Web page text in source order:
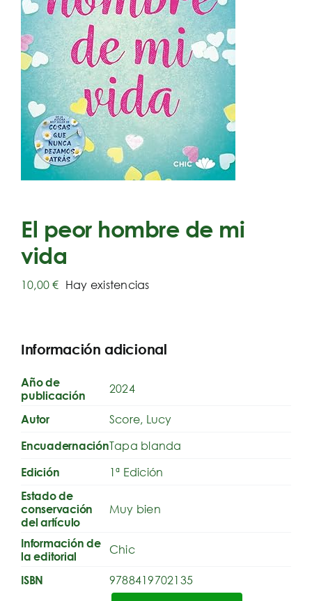
El peor hombre de mi
vida
10,00€ Hay existencias
Información adicional
Año de
publicación
2024
Autor Score, Lucy
EncuadernaciónTapa blanda
Edición 1ª Edición
Estado de
conservación
del artículo
Muy bien
Información de
la editorial
Chic
ISBN 9788419702135